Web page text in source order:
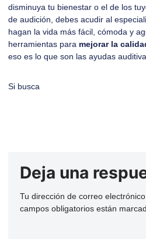
disminuya tu bienestar o el de los
de audición, debes acudir al
hagan la vida más fácil, cómoda y
herramientas para mejorar la
eso es lo que son las ayudas
Si busca
Deja una
Tu dirección de correo
campos obligatorios están